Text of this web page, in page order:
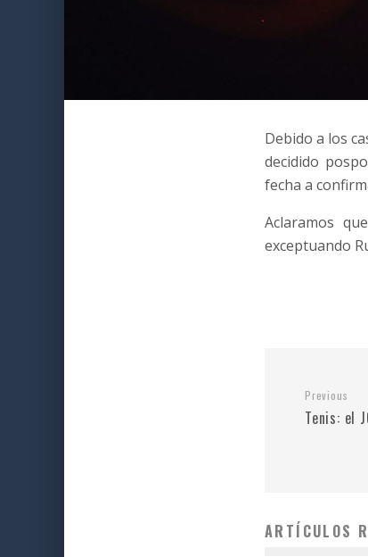
Debido a los
decidido
fecha a
Aclaramos que
exceptuando
Previous
Tenis: el
ARTÍCULOS